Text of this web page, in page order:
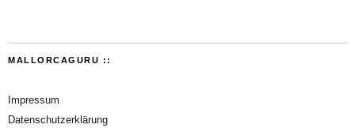
MALLORCAGURU ::
Impressum
Datenschutzerklärung